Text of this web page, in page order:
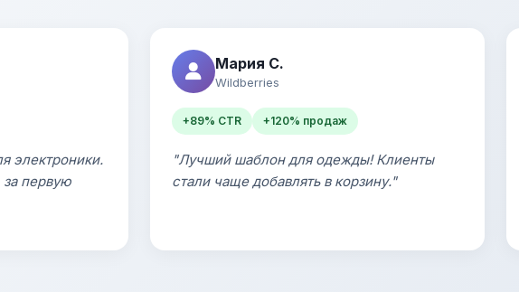
электроники.
первую
Мария С.
Wildberries
+89% CTR +120% продаж
"Лучший шаблон для одежды! Клиенты
стали чаще добавлять в корзину."